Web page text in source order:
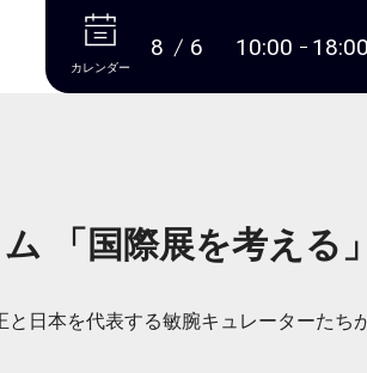
本文へ
カレンダー
8 6 10:00 18:00
「国際展を考える」
と日本を代表する敏腕キュレーターたち